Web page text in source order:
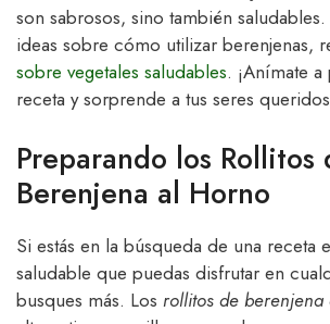
son sabrosos, sino también saludables.
ideas sobre cómo utilizar berenjenas,
sobre vegetales saludables. ¡Anímate
receta y sorprende a tus seres
Preparando los Rollitos
Berenjena al Horno
Si estás en la búsqueda de una receta
saludable que puedas disfrutar en
busques más. Los rollitos de